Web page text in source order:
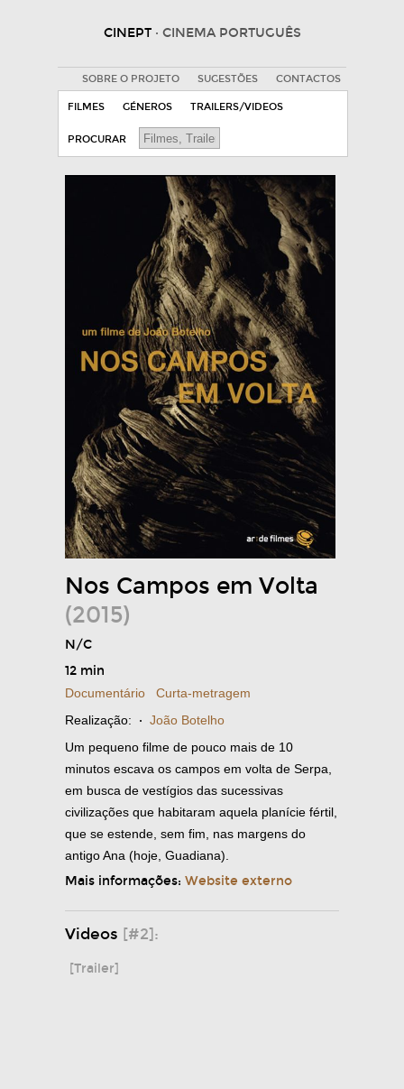
CINEPT · CINEMA PORTUGUÊS
SOBRE O PROJETO SUGESTÕES CONTACTOS
FILMES GÉNEROS TRAILERS/VIDEOS
PROCURAR
Nos Campos em Volta
(2015)
N/C
12 min
Documentário
Curta-metragem
Realização: · João Botelho
Um pequeno filme de pouco mais de 10
minutos escava os campos em volta de Serpa,
em busca de vestígios das sucessivas
civilizações que habitaram aquela planície fértil,
que se estende, sem fim, nas margens do
antigo Ana (hoje, Guadiana).
Mais informações: Website externo
Videos [#2]:
[Trailer]